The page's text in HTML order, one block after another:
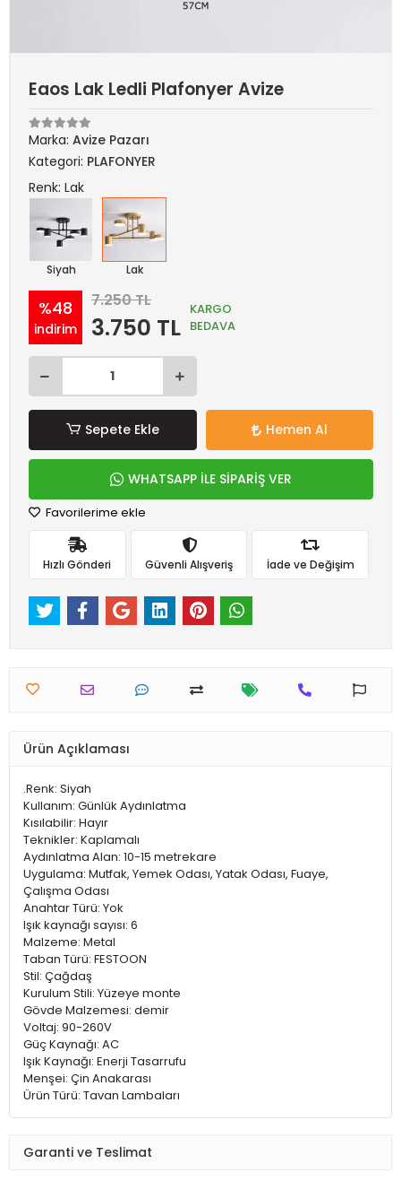
Eaos Lak Ledli Plafonyer Avize
Marka: Avize Pazarı
Kategori: PLAFONYER
Renk: Lak
Siyah Lak
%48
indirim
7.250 TL
3.750 TL
KARGO
BEDAVA
Sepete Ekle Hemen Al
WHATSAPP İLE SİPARİŞ VER
Favorilerime ekle
Hızlı Gönderi Güvenli Alışveriş İade ve Değişim
Ürün Açıklaması
.Renk: Siyah
Kullanım: Günlük Aydınlatma
Kısılabilir: Hayır
Teknikler: Kaplamalı
Aydınlatma Alan: 10-15 metrekare
Uygulama: Mutfak, Yemek Odası, Yatak Odası, Fuaye,
Çalışma Odası
Anahtar Türü: Yok
Işık kaynağı sayısı: 6
Malzeme: Metal
Taban Türü: FESTOON
Stil: Çağdaş
Kurulum Stili: Yüzeye monte
Gövde Malzemesi: demir
Voltaj: 90-260V
Güç Kaynağı: AC
Işık Kaynağı: Enerji Tasarrufu
Menşei: Çin Anakarası
Ürün Türü: Tavan Lambaları
Garanti ve Teslimat